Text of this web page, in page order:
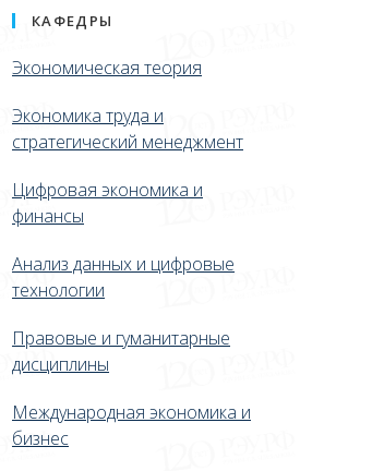
КАФЕДРЫ
Экономическая теория
Экономика труда и
стратегический менеджмент
Цифровая экономика и
финансы
Анализ данных и цифровые
технологии
Правовые и гуманитарные
дисциплины
Международная экономика и
бизнес